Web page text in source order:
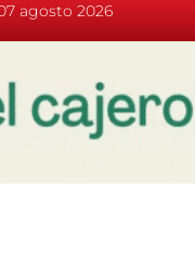
agosto 2026